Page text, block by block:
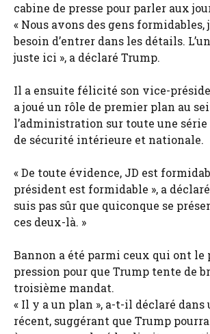
cabine de presse pour parler aux
« Nous avons des gens formidables,
besoin d’entrer dans les détails.
juste ici », a déclaré Trump.
Il a ensuite félicité son vice-
a joué un rôle de premier plan au
l’administration sur toute une série
de sécurité intérieure et nationale.
« De toute évidence, JD est
président est formidable », a
suis pas sûr que quiconque se
ces deux-là. »
Bannon a été parmi ceux qui ont le
pression pour que Trump tente de
troisième mandat.
« Il y a un plan », a-t-il déclaré dans
récent, suggérant que Trump